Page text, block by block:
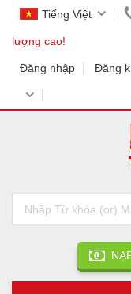
Tiếng Việt
lượng cao!
Đăng nhập Đăng